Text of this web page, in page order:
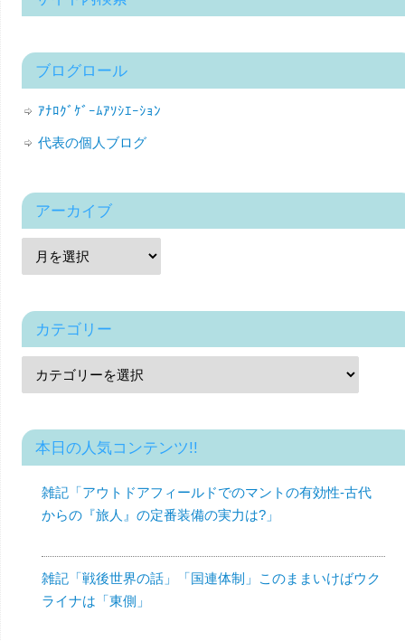
ブログロール
ｱﾅﾛｸﾞｹﾞｰﾑｱｿｼｴｰｼｮﾝ
代表の個人ブログ
アーカイブ
カテゴリー
本日の人気コンテンツ!!
雑記「アウトドアフィールドでのマントの有効性-古代
からの『旅人』の定番装備の実力は?」
雑記「戦後世界の話」「国連体制」このままいけばウク
ライナは「東側」